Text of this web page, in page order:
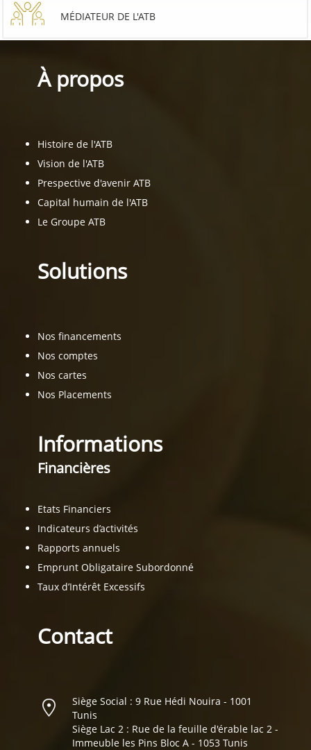
MÉDIATEUR DE L'ATB
À propos
Histoire de l'ATB
Vision de l'ATB
Prespective d'avenir ATB
Capital humain de l'ATB
Le Groupe ATB
Solutions
Nos financements
Nos comptes
Nos cartes
Nos Placements
Informations
Financières
Etats Financiers
Indicateurs d’activités
Rapports annuels
Emprunt Obligataire Subordonné
Taux d’Intérêt Excessifs
Contact
Siège Social : 9 Rue Hédi Nouira - 1001
Tunis
Siège Lac 2 : Rue de la feuille d'érable lac 2 -
Immeuble les Pins Bloc A - 1053 Tunis